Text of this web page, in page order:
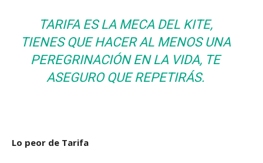
TARIFA ES LA MECA DEL KITE,
TIENES QUE HACER AL MENOS UNA
PEREGRINACIÓN EN LA VIDA, TE
ASEGURO QUE REPETIRÁS.
Lo peor de Tarifa